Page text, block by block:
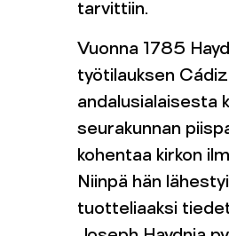
tarvittiin.
Vuonna 1785
työtilauksen
andalusialaisesta
seurakunnan
kohentaa kirkon
Niinpä hän
tuotteliaaksi